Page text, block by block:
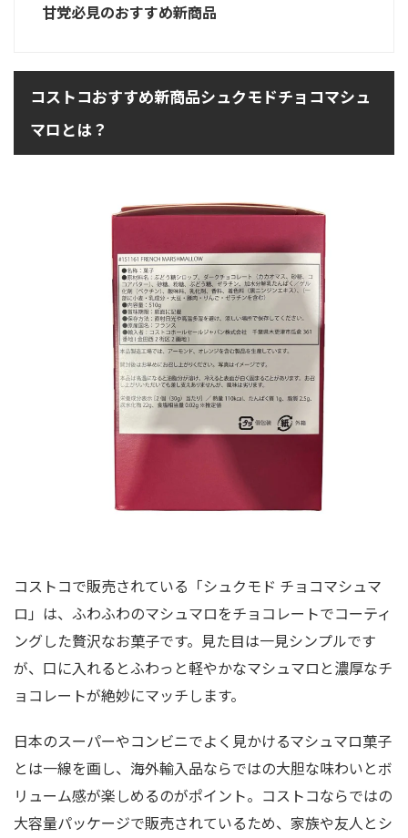
甘党必見のおすすめ新商品
コストコおすすめ新商品シュクモドチョコマシュ
マロとは？
コストコで販売されている「シュクモド チョコマシュマ
ロ」は、ふわふわのマシュマロをチョコレートでコーティ
ングした贅沢なお菓子です。見た目は一見シンプルです
が、口に入れるとふわっと軽やかなマシュマロと濃厚なチ
ョコレートが絶妙にマッチします。
日本のスーパーやコンビニでよく見かけるマシュマロ菓子
とは一線を画し、海外輸入品ならではの大胆な味わいとボ
リューム感が楽しめるのがポイント。コストコならではの
大容量パッケージで販売されているため、家族や友人とシ